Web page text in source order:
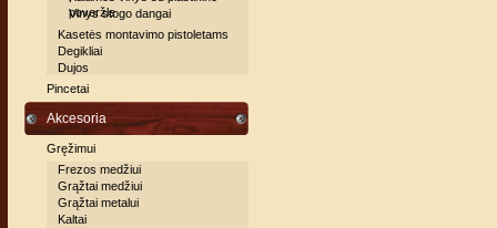
poveržle
Vinys stogo dangai
Kasetės montavimo pistoletams
Degikliai
Dujos
Pincetai
Akcesoria
Gręžimui
Frezos medžiui
Grąžtai medžiui
Grąžtai metalui
Kaltai